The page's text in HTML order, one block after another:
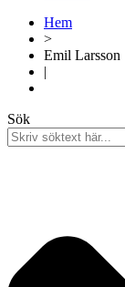
Hem
>
Emil Larsson
|
Sök